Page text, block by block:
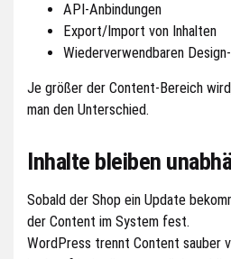
API-Anbindungen
Export/Import von Inhalten
Wiederverwendbaren
Je größer der Content-Bereich
man den Unterschied.
Inhalte bleiben
Sobald der Shop ein Update
der Content im System fest.
WordPress trennt Content sauber